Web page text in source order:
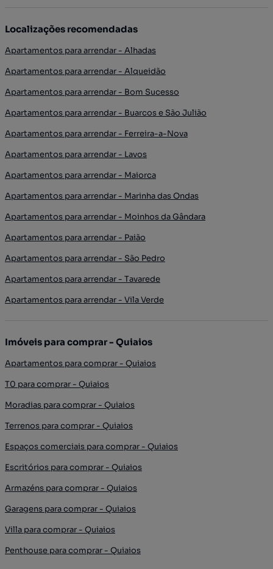
Localizações recomendadas
Apartamentos para arrendar - Alhadas
Apartamentos para arrendar - Alqueidão
Apartamentos para arrendar - Bom Sucesso
Apartamentos para arrendar - Buarcos e São Julião
Apartamentos para arrendar - Ferreira-a-Nova
Apartamentos para arrendar - Lavos
Apartamentos para arrendar - Maiorca
Apartamentos para arrendar - Marinha das Ondas
Apartamentos para arrendar - Moinhos da Gândara
Apartamentos para arrendar - Paião
Apartamentos para arrendar - São Pedro
Apartamentos para arrendar - Tavarede
Apartamentos para arrendar - Vila Verde
Imóveis para comprar - Quiaios
Apartamentos para comprar - Quiaios
T0 para comprar - Quiaios
Moradias para comprar - Quiaios
Terrenos para comprar - Quiaios
Espaços comerciais para comprar - Quiaios
Escritórios para comprar - Quiaios
Armazéns para comprar - Quiaios
Garagens para comprar - Quiaios
Villa para comprar - Quiaios
Penthouse para comprar - Quiaios